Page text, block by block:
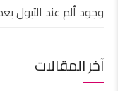
وجود ألم عند التبول
آخر المقالات